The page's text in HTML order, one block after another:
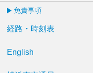
免責事項
経路・時刻表
English